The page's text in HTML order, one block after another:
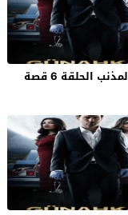
مسلسل المذنب الحلقة 6 قصة